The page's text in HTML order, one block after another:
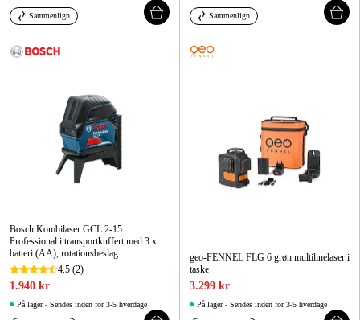
Sammenlign Sammenlign
Bosch Kombilaser GCL 2-15
Professional i transportkuffert med 3 x
batteri (AA), rotationsbeslag
4.5 (2)
1.940 kr
På lager - Sendes inden for 3-5 hverdage
geo-FENNEL FLG 6 grøn multilinelaser i
taske
3.299 kr
På lager - Sendes inden for 3-5 hverdage